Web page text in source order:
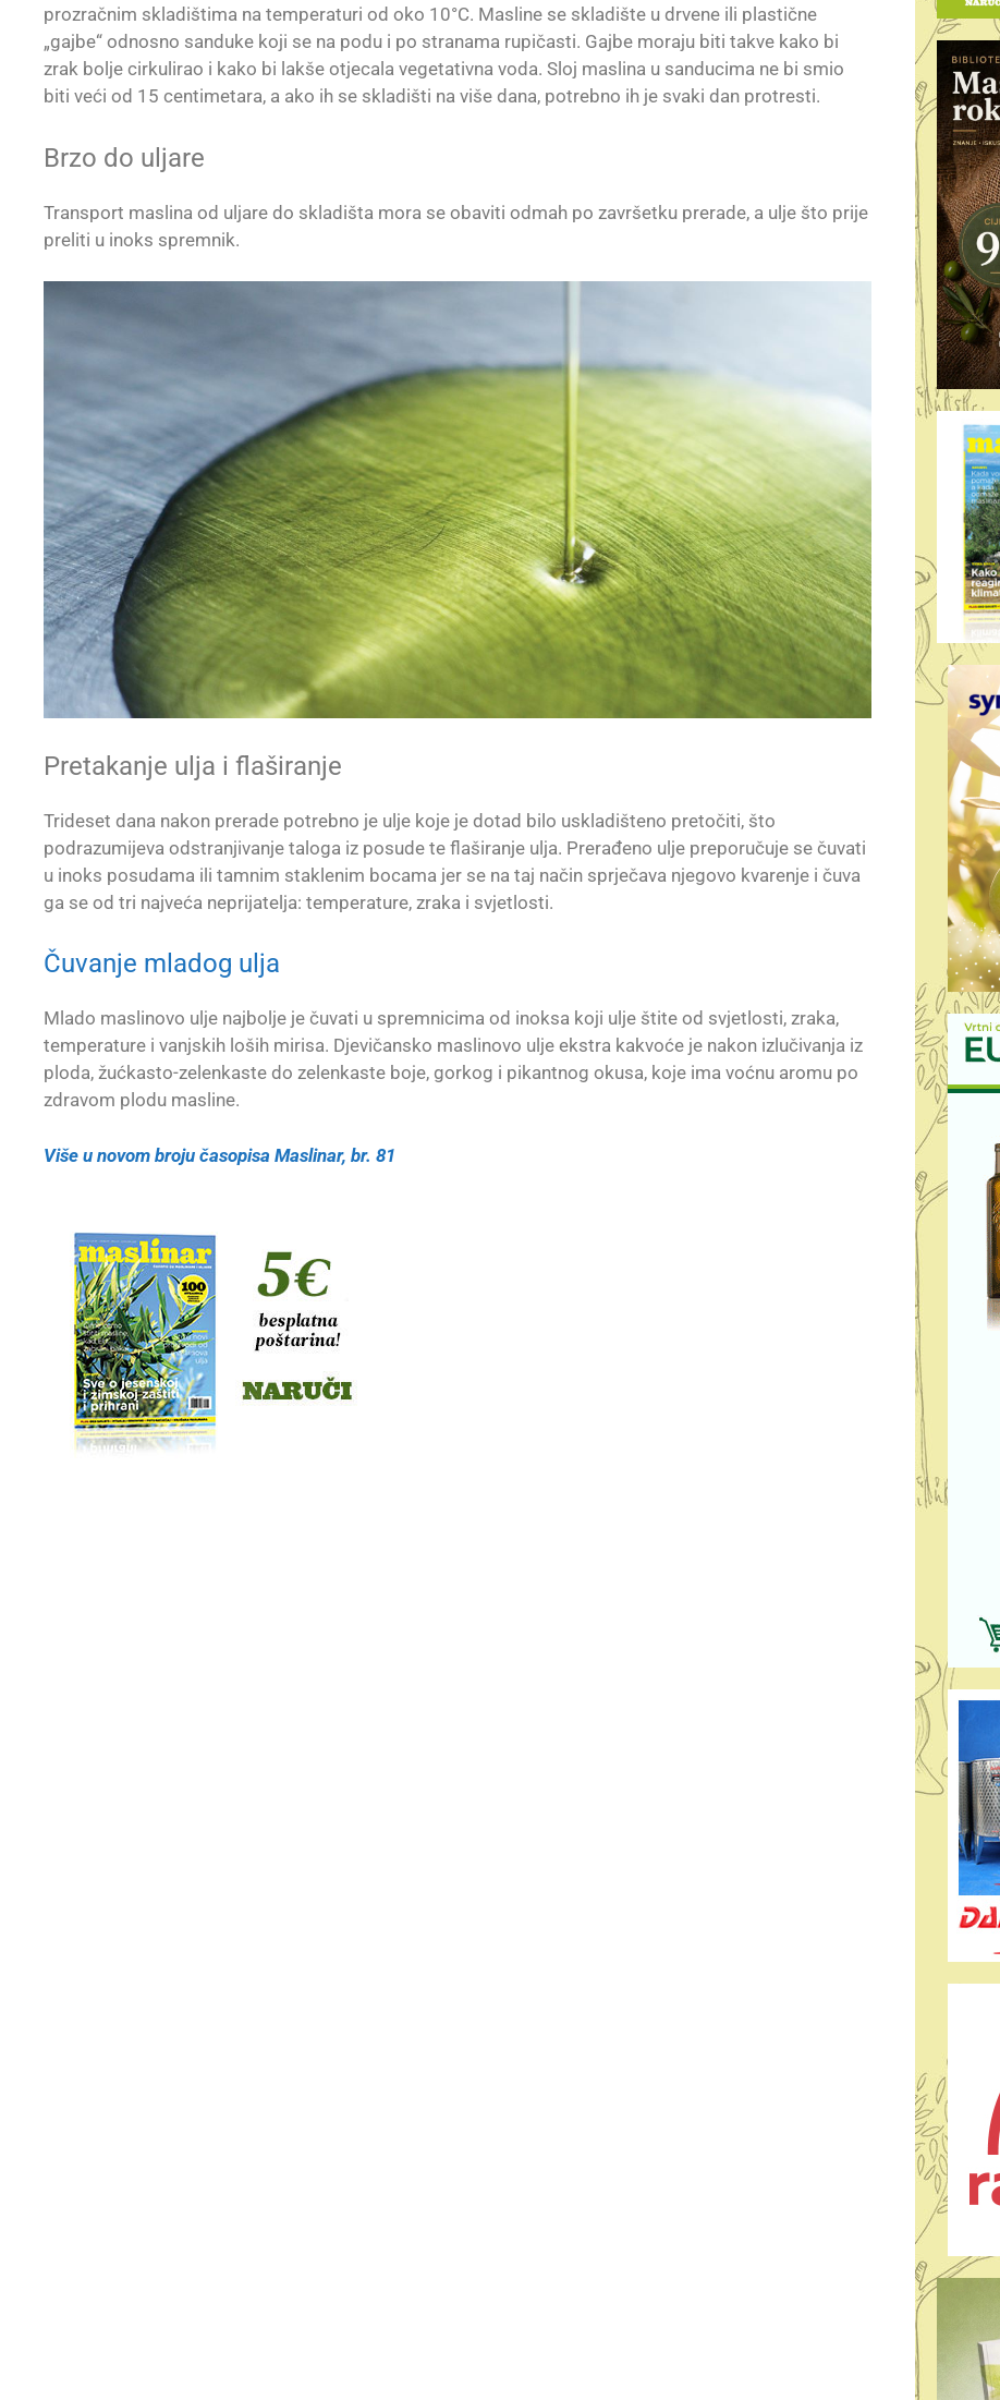
prozračnim skladištima na temperaturi od oko 10°C. Masline se skladište u drvene ili plastične
„gajbe“ odnosno sanduke koji se na podu i po stranama rupičasti. Gajbe moraju biti takve kako bi
zrak bolje cirkulirao i kako bi lakše otjecala vegetativna voda. Sloj maslina u sanducima ne bi smio
biti veći od 15 centimetara, a ako ih se skladišti na više dana, potrebno ih je svaki dan protresti.
Brzo do uljare
Transport maslina od uljare do skladišta mora se obaviti odmah po završetku prerade, a ulje što prije
preliti u inoks spremnik.
Pretakanje ulja i flaširanje
Trideset dana nakon prerade potrebno je ulje koje je dotad bilo uskladišteno pretočiti, što
podrazumijeva odstranjivanje taloga iz posude te flaširanje ulja. Prerađeno ulje preporučuje se čuvati
u inoks posudama ili tamnim staklenim bocama jer se na taj način sprječava njegovo kvarenje i čuva
ga se od tri najveća neprijatelja: temperature, zraka i svjetlosti.
Čuvanje mladog ulja
Mlado maslinovo ulje najbolje je čuvati u spremnicima od inoksa koji ulje štite od svjetlosti, zraka,
temperature i vanjskih loših mirisa. Djevičansko maslinovo ulje ekstra kakvoće je nakon izlučivanja iz
ploda, žućkasto-zelenkaste do zelenkaste boje, gorkog i pikantnog okusa, koje ima voćnu aromu po
zdravom plodu masline.
Više u novom broju časopisa Maslinar, br. 81